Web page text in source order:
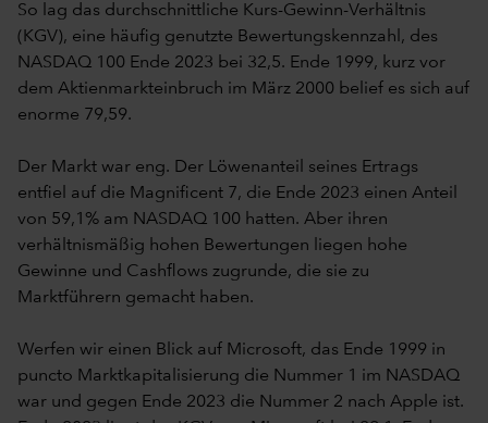
So lag das durchschnittliche Kurs-Gewinn-Verhältnis
(KGV), eine häufig genutzte Bewertungskennzahl, des
NASDAQ 100 Ende 2023 bei 32,5. Ende 1999, kurz vor
dem Aktienmarkteinbruch im März 2000 belief es sich auf
enorme 79,59.
Der Markt war eng. Der Löwenanteil seines Ertrags
entfiel auf die Magnificent 7, die Ende 2023 einen Anteil
von 59,1% am NASDAQ 100 hatten. Aber ihren
verhältnismäßig hohen Bewertungen liegen hohe
Gewinne und Cashflows zugrunde, die sie zu
Marktführern gemacht haben.
Werfen wir einen Blick auf Microsoft, das Ende 1999 in
puncto Marktkapitalisierung die Nummer 1 im NASDAQ
war und gegen Ende 2023 die Nummer 2 nach Apple ist.